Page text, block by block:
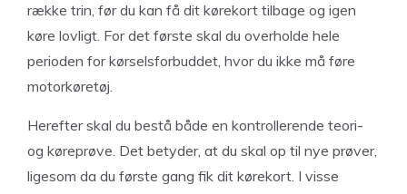
række trin, før du kan få dit kørekort tilbage og igen
køre lovligt. For det første skal du overholde hele
perioden for kørselsforbuddet, hvor du ikke må føre
motorkøretøj.
Herefter skal du bestå både en kontrollerende teori-
og køreprøve. Det betyder, at du skal op til nye prøver,
ligesom da du første gang fik dit kørekort. I visse